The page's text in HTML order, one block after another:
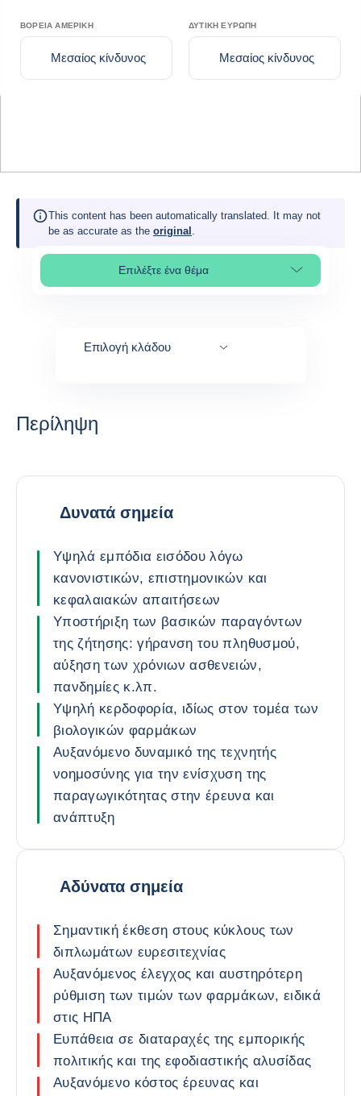
ΒΌΡΕΙΑ ΑΜΕΡΙΚΉ
Μεσαίος κίνδυνος
ΔΥΤΙΚΉ ΕΥΡΏΠΗ
Μεσαίος κίνδυνος
This content has been automatically translated. It may not
be as accurate as the original .
Επιλέξτε ένα θέμαSelect page section
Επιλογή κλάδου
Περίληψη
Δυνατά σημεία
Υψηλά εμπόδια εισόδου λόγω
κανονιστικών, επιστημονικών και
κεφαλαιακών απαιτήσεων
Υποστήριξη των βασικών παραγόντων
της ζήτησης: γήρανση του πληθυσμού,
αύξηση των χρόνιων ασθενειών,
πανδημίες κ.λπ.
Υψηλή κερδοφορία, ιδίως στον τομέα των
βιολογικών φαρμάκων
Αυξανόμενο δυναμικό της τεχνητής
νοημοσύνης για την ενίσχυση της
παραγωγικότητας στην έρευνα και
ανάπτυξη
Αδύνατα σημεία
Σημαντική έκθεση στους κύκλους των
διπλωμάτων ευρεσιτεχνίας
Αυξανόμενος έλεγχος και αυστηρότερη
ρύθμιση των τιμών των φαρμάκων, ειδικά
στις ΗΠΑ
Ευπάθεια σε διαταραχές της εμπορικής
πολιτικής και της εφοδιαστικής αλυσίδας
Αυξανόμενο κόστος έρευνας και